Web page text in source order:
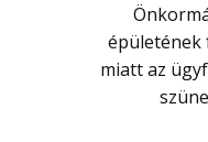
épületének
miatt az